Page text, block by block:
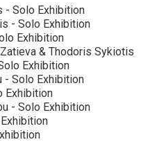
- Solo Exhibition
- Solo Exhibition
Exhibition
& Thodoris Sykiotis
Exhibition
- Solo Exhibition
Exhibition
- Solo Exhibition